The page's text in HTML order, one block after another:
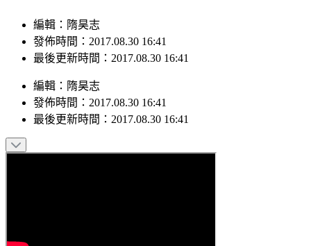
編輯：隋昊志
發佈時間：2017.08.30 16:41
最後更新時間：2017.08.30 16:41
編輯 ： 隋昊志
發佈時間： 2017.08.30 16:41
最後更新時間： 2017.08.30 16:41